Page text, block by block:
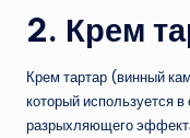
2. Крем
Крем тартар (винный
который используется
разрыхляющего